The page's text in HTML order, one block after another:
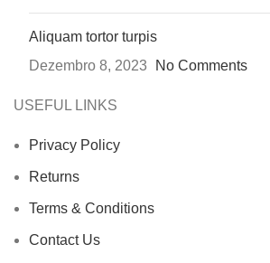
Aliquam tortor turpis
Dezembro 8, 2023
No Comments
USEFUL LINKS
Privacy Policy
Returns
Terms & Conditions
Contact Us